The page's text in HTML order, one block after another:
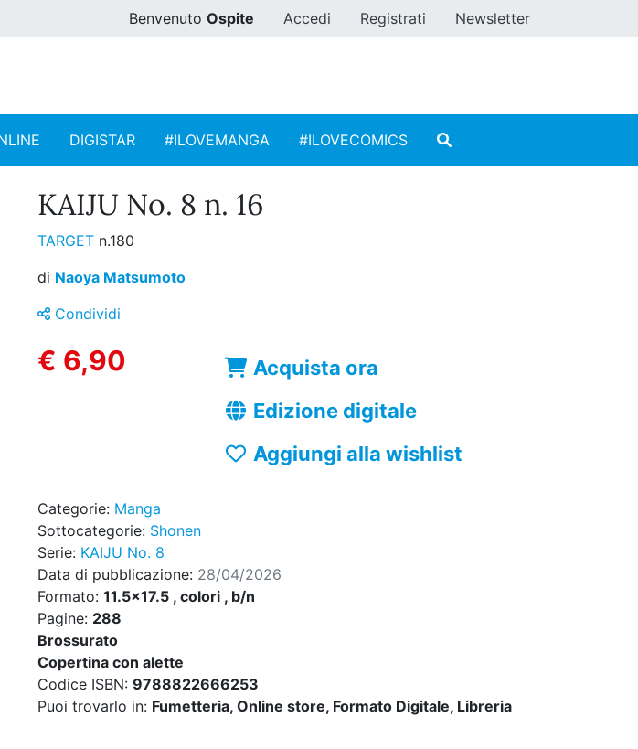
Benvenuto Ospite Accedi Registrati Newsletter
DIGISTAR #ILOVEMANGA #ILOVECOMICS
KAIJU No. 8 n. 16
TARGET n.180
di Naoya Matsumoto
Condividi
€ 6,90
Acquista ora
Edizione digitale
Aggiungi alla wishlist
Categorie: Manga
Sottocategorie: Shonen
Serie: KAIJU No. 8
Data di pubblicazione: 28/04/2026
Formato: 11.5x17.5 , colori , b/n
Pagine: 288
Brossurato
Copertina con alette
Codice ISBN: 9788822666253
Puoi trovarlo in: Fumetteria, Online store, Formato Digitale, Libreria